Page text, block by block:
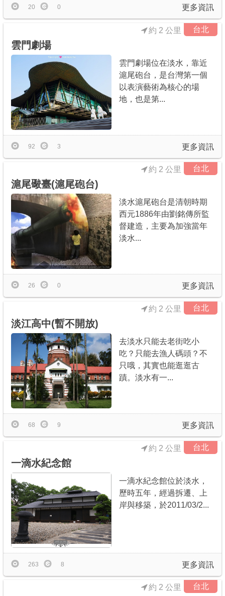
更多資訊
20 0
台北
約 2 公里
雲門劇場
雲門劇場位在淡水，靠近
滬尾砲台，是台灣第一個
以表演藝術為核心的場
地，也是第...
更多資訊
92 3
台北
約 2 公里
滬尾礮臺(滬尾砲台)
淡水滬尾砲台是清朝時期
西元1886年由劉銘傳所監
督建造，主要為加強當年
淡水...
更多資訊
26 0
台北
約 2 公里
淡江高中(暫不開放)
去淡水只能去老街吃小
吃？只能去漁人碼頭？不
只哦，其實也能逛逛古
蹟。淡水有一...
更多資訊
68 9
台北
約 2 公里
一滴水紀念館
一滴水紀念館位於淡水，
歷時五年，經過拆遷、上
岸與移築，於2011/03/2...
更多資訊
263 8
台北
約 2 公里